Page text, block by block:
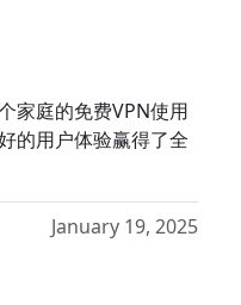
家庭的免费VPN使用
的用户体验赢得了全
January 19, 2025